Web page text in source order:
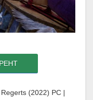
(2022) PC |